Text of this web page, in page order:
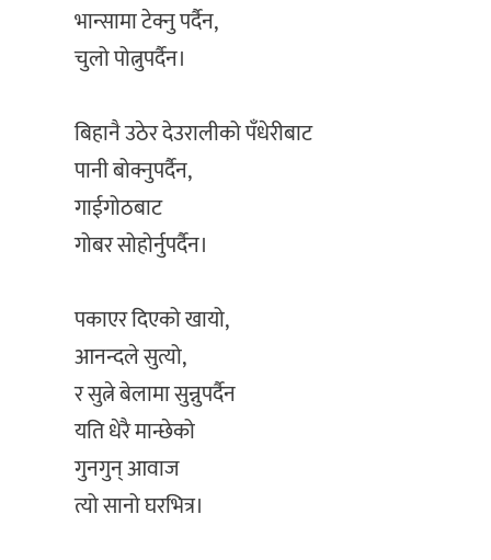
‎भान्सामा टेक्नु पर्दैन,
‎चुलो पोत्नुपर्दैन।
‎बिहानै उठेर देउरालीको पँधेरीबाट
‎पानी बोक्नुपर्दैन,
‎गाईगोठबाट
‎गोबर सोहोर्नुपर्दैन।
‎पकाएर दिएको खायो,
‎आनन्दले सुत्यो,
‎र सुत्ने बेलामा सुन्नुपर्दैन
‎यति धेरै मान्छेको
‎गुनगुन् आवाज
‎त्यो सानो घरभित्र।